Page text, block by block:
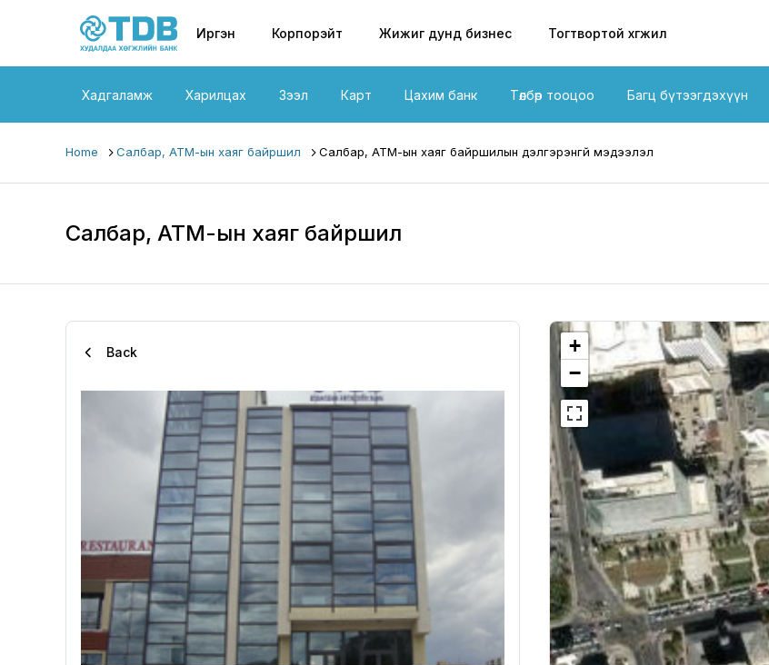
Иргэн Корпорэйт Жижиг дунд бизнес Тогтвортой хөгжил
Хадгаламж Харилцах Зээл Карт Цахим банк Төлбөр тооцоо Багц бүтээгдэхүүн
Home Салбар, АТМ-ын хаяг байршил Салбар, АТМ-ын хаяг байршилын дэлгэрэнгүй мэдээлэл
Салбар, АТМ-ын хаяг байршил
Back
+
−